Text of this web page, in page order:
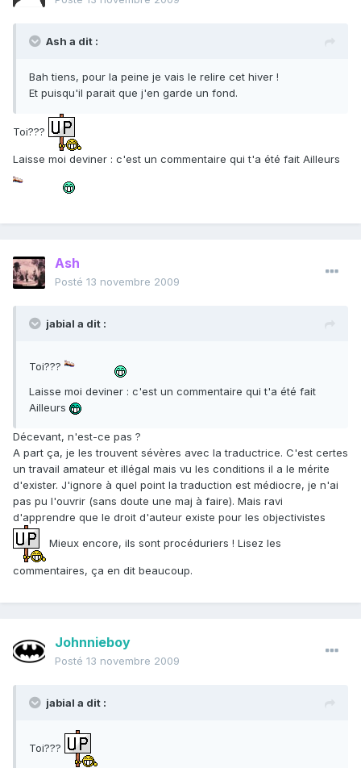
Ash a dit :
Bah tiens, pour la peine je vais le relire cet hiver !
Et puisqu'il parait que j'en garde un fond.
Toi???
Laisse moi deviner : c'est un commentaire qui t'a été fait Ailleurs
Ash
Posté 13 novembre 2009
jabial a dit :
Toi???
Laisse moi deviner : c'est un commentaire qui t'a été fait
Ailleurs
Décevant, n'est-ce pas ?
A part ça, je les trouvent sévères avec la traductrice. C'est certes
un travail amateur et illégal mais vu les conditions il a le mérite
d'exister. J'ignore à quel point la traduction est médiocre, je n'ai
pas pu l'ouvrir (sans doute une maj à faire). Mais ravi
d'apprendre que le droit d'auteur existe pour les objectivistes
Mieux encore, ils sont procéduriers ! Lisez les
commentaires, ça en dit beaucoup.
Johnnieboy
Posté 13 novembre 2009
jabial a dit :
Toi???